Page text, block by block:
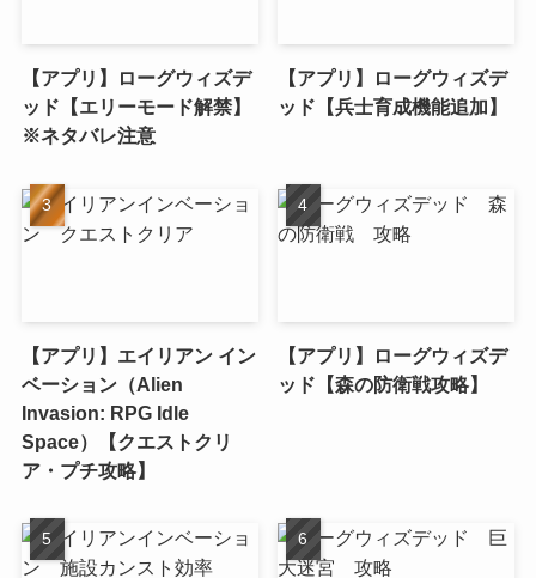
【アプリ】ローグウィズデ
ッド【エリーモード解禁】
※ネタバレ注意
【アプリ】ローグウィズデ
ッド【兵士育成機能追加】
【アプリ】エイリアン イン
ベーション（Alien
Invasion: RPG Idle
Space）【クエストクリ
ア・プチ攻略】
【アプリ】ローグウィズデ
ッド【森の防衛戦攻略】